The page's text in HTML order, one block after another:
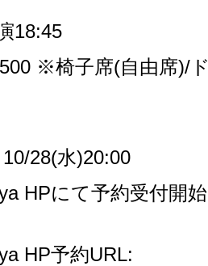
18:45
※椅子席(自由席)/
28(水)20:00
HPにて予約受付開
HP予約URL: